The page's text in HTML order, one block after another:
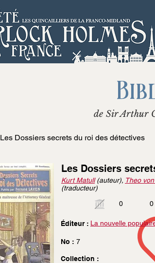
de Sir Arthur
Les Dossiers secrets du roi des détectives
Les Dossiers
Kurt Matull(auteur), Theo
(traducteur)
0
0
Éditeur : La nouvelle
No : 7
Collection :